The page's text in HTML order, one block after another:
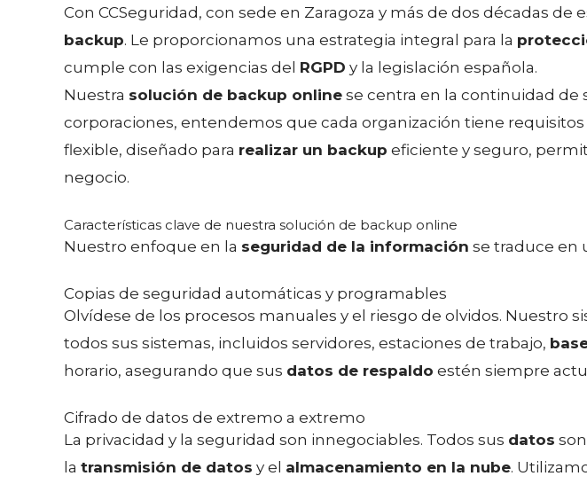
Con CCSeguridad, con sede en Zaragoza y más de dos décadas
backup. Le proporcionamos una estrategia integral para la
cumple con las exigencias del RGPD y la legislación española.
Nuestra solución de backup online se centra en la continuidad de
corporaciones, entendemos que cada organización tiene requisitos
flexible, diseñado para realizar un backup eficiente y seguro,
negocio.
Características clave de nuestra solución de backup online
Nuestro enfoque en la seguridad de la información se traduce en
Copias de seguridad automáticas y programables
Olvídese de los procesos manuales y el riesgo de olvidos. Nuestro
todos sus sistemas, incluidos servidores, estaciones de trabajo,
horario, asegurando que sus datos de respaldo estén siempre
Cifrado de datos de extremo a extremo
La privacidad y la seguridad son innegociables. Todos sus datos son
la transmisión de datos y el almacenamiento en la nube.